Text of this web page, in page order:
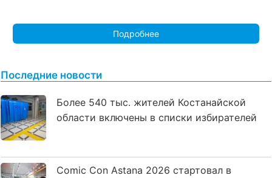
Подробнее
Последние новости
Более 540 тыс. жителей Костанайской
области включены в списки избирателей
Comic Con Astana 2026 стартовал в